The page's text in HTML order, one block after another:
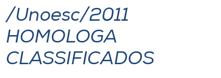
I.nova
Diplomados
/Unoesc/2011
HOMOLOGA
CLASSIFICADOS